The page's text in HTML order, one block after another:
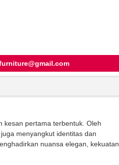
kesan pertama terbentuk. Oleh
menyangkut identitas dan
nuansa elegan, kekuatan